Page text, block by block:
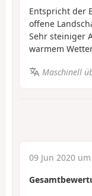
Entspricht der
offene
Sehr steiniger
warmem
Maschinell
09 Jun 2020